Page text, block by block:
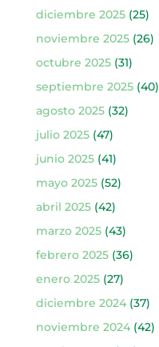
diciembre 2025(25)
noviembre 2025(26)
octubre 2025(31)
septiembre 2025(40)
agosto 2025(32)
julio 2025(47)
junio 2025(41)
mayo 2025(52)
abril 2025(42)
marzo 2025(43)
febrero 2025(36)
enero 2025(27)
diciembre 2024(37)
noviembre 2024(42)